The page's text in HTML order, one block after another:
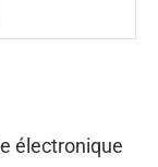
électronique